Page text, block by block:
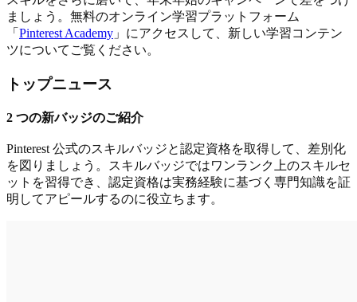
ましょう。無料のオンライン学習プラットフォーム
「 Pinterest Academy 」にアクセスして、新しい学習コンテン
ツについてご覧ください。
トップニュース
2 つの新バッジのご紹介
Pinterest 公式のスキルバッジと認定資格を取得して、差別化
を図りましょう。スキルバッジではワンランク上のスキルセ
ットを習得でき、認定資格は実務経験に基づく専門知識を証
明してアピールするのに役立ちます。